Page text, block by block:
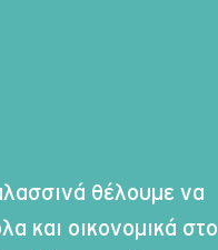
θέλουμε να
και οικονομικά στο